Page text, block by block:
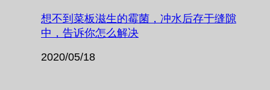
想不到菜板滋生的霉菌，冲水后存于缝隙
中，告诉你怎么解决
2020/05/18